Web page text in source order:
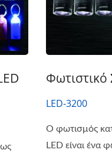
Φωτιστικό
LED-3200
Ο φωτισμός
LED είναι ένα